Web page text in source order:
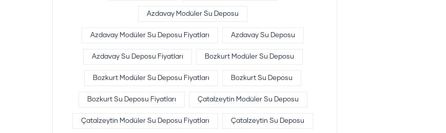
Azdavay Modüler Su Deposu
Azdavay Modüler Su Deposu Fiyatları Azdavay Su Deposu
Azdavay Su Deposu Fiyatları Bozkurt Modüler Su Deposu
Bozkurt Modüler Su Deposu Fiyatları Bozkurt Su Deposu
Bozkurt Su Deposu Fiyatları Çatalzeytin Modüler Su Deposu
Çatalzeytin Modüler Su Deposu Fiyatları Çatalzeytin Su Deposu